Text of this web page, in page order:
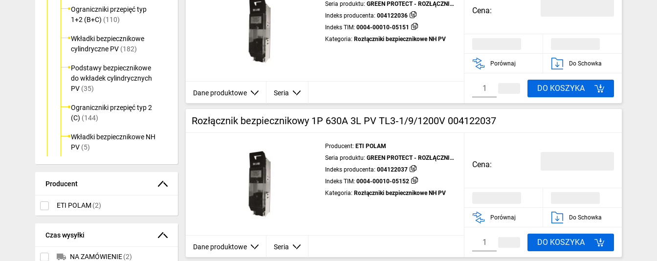
Oprawy oświetleniowe
Ochrona odgromowa
Pompy ciepła
Ogrzewanie
Elektronarzędzia i mierniki
Dom i ogród
Ograniczniki przepięć typ
1+2 (B+C) (110)
Wkładki bezpiecznikowe
cylindryczne PV (182)
Podstawy bezpiecznikowe
do wkładek cylindrycznych
PV (35)
Ograniczniki przepięć typ 2
(C) (144)
Wkładki bezpiecznikowe NH
PV (5)
Podstawy bezpiecznikowe
bezpiecznikowe NH PV
PV(74)
Wkłady wymienne do
Producent
ETI POLAM (2)
Czas wysyłki
NA ZAMÓWIENIE(2)
Seria produktu: GREEN PROTECT - ROZŁĄCZNIKI
NH DC
Indeks producenta: 004122036
Indeks TIM: 0004-00010-05151
Kategoria: Rozłączniki bezpiecznikowe NH PV
Dane produktowe Seria
Cena:
Porównaj Do Schowka
DO KOSZYKA
Rozłącznik bezpiecznikowy 1P 630A 3L PV TL3‑1/9/1200V 004122037
Producent: ETI POLAM
Seria produktu: GREEN PROTECT - ROZŁĄCZNIKI
NH DC
Indeks producenta: 004122037
Indeks TIM: 0004-00010-05152
Kategoria: Rozłączniki bezpiecznikowe NH PV
Dane produktowe Seria
Cena:
Porównaj Do Schowka
DO KOSZYKA